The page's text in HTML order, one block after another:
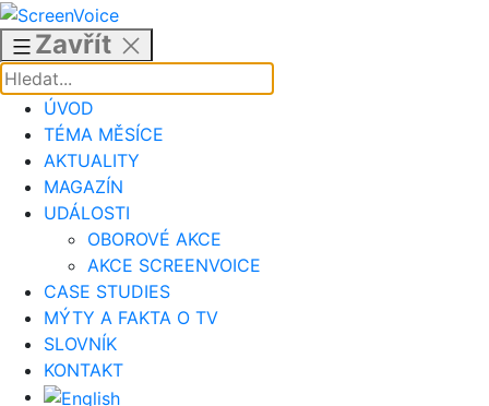
Přejít
obsahu
Zavřít
ÚVOD
TÉMA MĚSÍCE
AKTUALITY
MAGAZÍN
UDÁLOSTI
OBOROVÉ AKCE
AKCE SCREENVOICE
CASE STUDIES
MÝTY A FAKTA O TV
SLOVNÍK
KONTAKT